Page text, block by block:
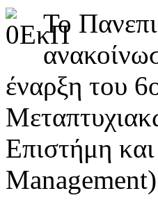
Το
έναρξη του
Επιστήμη